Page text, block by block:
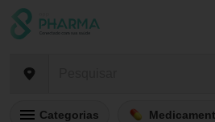
Categorias